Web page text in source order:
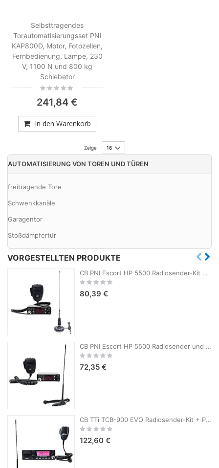
Selbsttragendes
Torautomatisierungsset PNI
KAP800D, Motor, Fotozellen,
Fernbedienung, Lampe, 230
V, 1100 N und 800 kg
Schiebetor
Rating:
241,84 €
In den Warenkorb
Zeige
AUTOMATISIERUNG VON TOREN UND TÜREN
freitragende Tore
Schwenkkanäle
Garagentor
Stoßdämpfertür
VORGESTELLTEN PRODUKTE
CB PNI Escort HP 5500 Radiosender-Kit mit CB PNI LED 2000-Antenne, 90 cm, 500 W, leuchtet während der Übertragung, Magnetfuß im Lieferumfang enthalten
Rating:
80,39 €
CB PNI Escort HP 5500 Radiosender und CB PNI Extra 45 Antenne, 45 cm, SWR 1,0, 26-30 MHz, 150 W, schwarz
Rating:
72,35 €
CB TTi TCB-900 EVO Radiosender-Kit + PNI Extra 45 CB-Antenne mit Magnet
Rating:
122,60 €